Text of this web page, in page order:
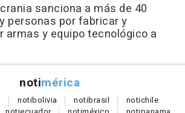
sanciona a más de 40
personas por fabricar y
armas y equipo tecnológico a
notimérica
notibolivia notibrasil notichile